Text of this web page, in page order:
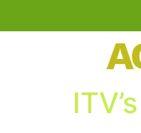
ITV’s